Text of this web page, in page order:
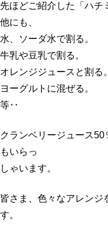
先ほどご紹介した「ハチ
他にも、
水、ソーダ水で割る。
牛乳や豆乳で割る。
オレンジジュースと割る。
ヨーグルトに混ぜる。
等‥
クランベリージュース
もいらっ
しゃいます。
皆さま、色々なアレンジ
す。